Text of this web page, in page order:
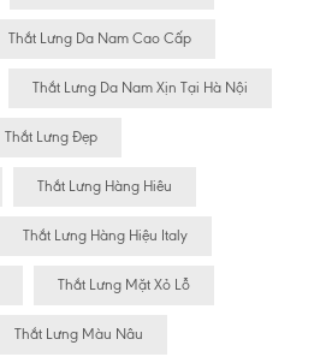
Thắt Lưng Da Nam Cao Cấp
Thắt Lưng Da Nam Xịn Tại Hà Nội
Thắt Lưng Đẹp
Thắt Lưng Hàng Hiêu
Thắt Lưng Hàng Hiệu Italy
Thắt Lưng Mặt Xỏ Lỗ
Thắt Lưng Màu Nâu